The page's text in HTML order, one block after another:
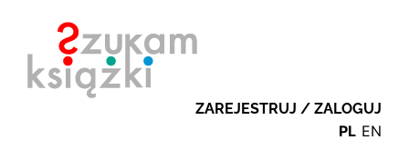
ZAREJESTRUJ / ZALOGUJ
PL EN